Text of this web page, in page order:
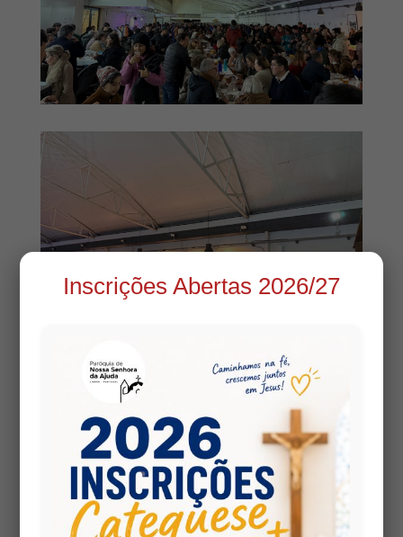
Inscrições Abertas 2026/27